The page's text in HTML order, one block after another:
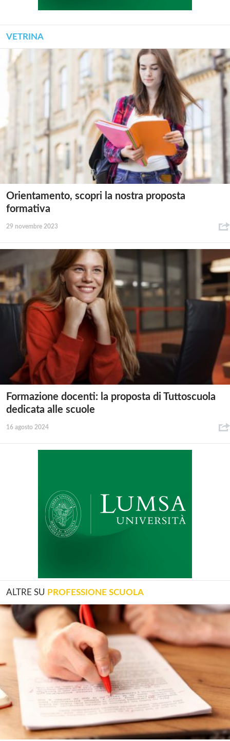
VETRINA
Orientamento, scopri la nostra proposta
formativa
29 novembre 2023
Formazione docenti: la proposta di Tuttoscuola
dedicata alle scuole
16 agosto 2024
ALTRE SU PROFESSIONE SCUOLA